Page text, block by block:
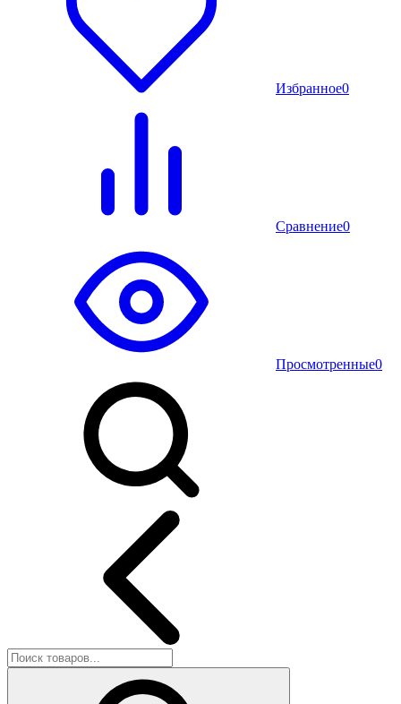
Избранное0
Сравнение0
Просмотренные0